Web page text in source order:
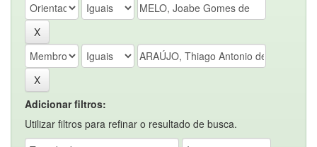
Adicionar filtros:
Utilizar filtros para refinar o resultado de busca.